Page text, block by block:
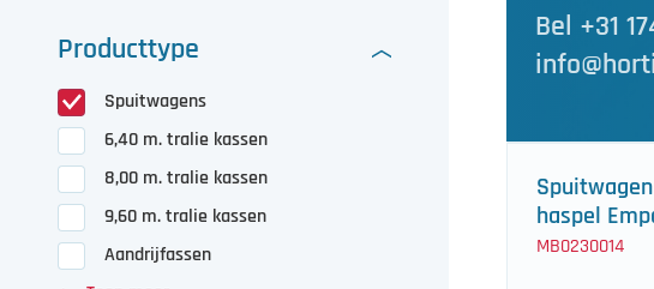
Producttype
Spuitwagens
6,40 m. tralie kassen
8,00 m. tralie kassen
9,60 m. tralie kassen
Aandrijfassen
Bel +31
haspel
MB0230014